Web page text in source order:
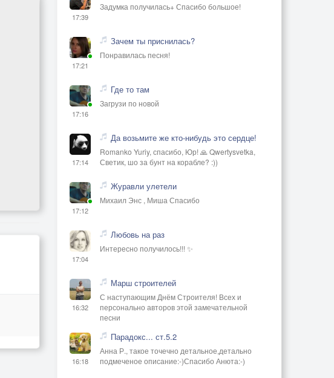
17:39
Задумка получилась+ Спасибо большое!
17:21
Зачем ты приснилась?
Понравилась песня!
17:16
Где то там
Загрузи по новой
17:14
Да возьмите же кто-нибудь это сердце!
Romanko Yuriy, спасибо, Юр! 🙏 Qwertysvetka,
Светик, шо за бунт на корабле? :))
17:12
Журавли улетели
Михаил Энс , Миша Спасибо
17:04
Любовь на раз
Интересно получилось!!! ✨
16:32
Марш строителей
С наступающим Днём Строителя! Всех и
персонально авторов этой замечательной
песни
16:18
Парадокс... ст.5.2
Анна Р., такое точечно детальное,детально
подмеченое описание:-)Спасибо Анюта:-)